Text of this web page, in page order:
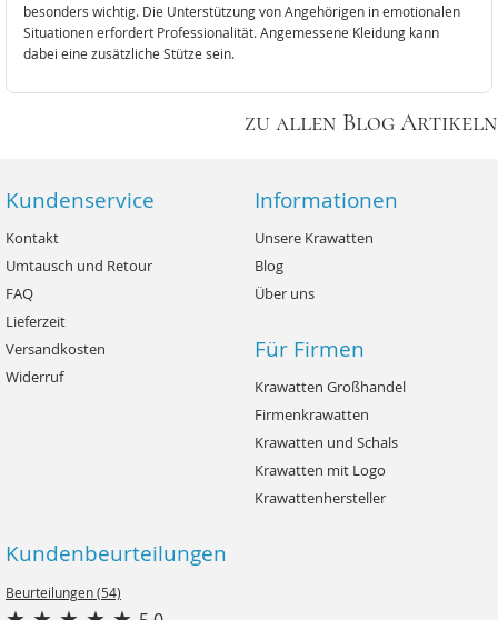
besonders wichtig. Die Unterstützung von Angehörigen in emotionalen
Situationen erfordert Professionalität. Angemessene Kleidung kann
dabei eine zusätzliche Stütze sein.
zu allen Blog Artikeln
Kundenservice
Kontakt
Umtausch und Retour
FAQ
Lieferzeit
Versandkosten
Widerruf
Informationen
Unsere Krawatten
Blog
Über uns
Für Firmen
Krawatten Großhandel
Firmenkrawatten
Krawatten und Schals
Krawatten mit Logo
Krawattenhersteller
Kundenbeurteilungen
Beurteilungen (54)